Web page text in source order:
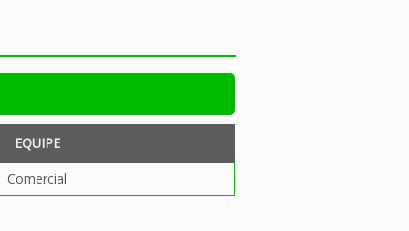
EQUIPE
Comercial